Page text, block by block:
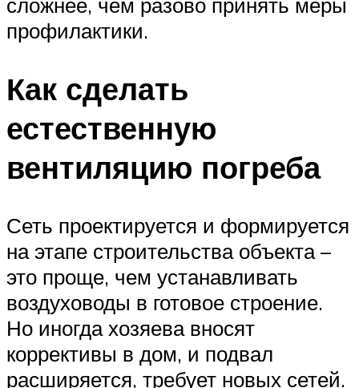
профилактики.
Как сделать
естественную
вентиляцию погреба
Сеть проектируется и формируется
на этапе строительства объекта –
это проще, чем устанавливать
воздуховоды в готовое строение.
Но иногда хозяева вносят
коррективы в дом, и подвал
расширяется, требует новых сетей.